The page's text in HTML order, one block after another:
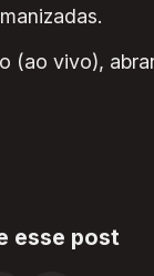
(ao vivo),
esse post